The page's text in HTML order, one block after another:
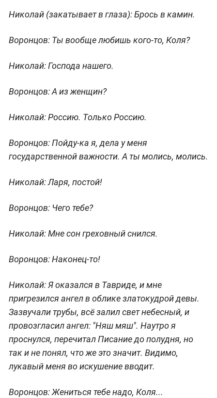
Николай (закатывает в глаза): Брось в камин.
Воронцов:Ты вообще любишь кого-то, Коля?
Николай:Господа нашего.
Воронцов:А из женщин?
Николай:Россию. Только Россию.
Воронцов:Пойду-ка я, дела у меня
государственной важности. А ты молись, молись.
Николай:Ларя, постой!
Воронцов:Чего тебе?
Николай:Мне сон греховный снился.
Воронцов:Наконец-то!
Николай:Я оказался в Тавриде, и мне
пригрезился ангел в облике златокудрой девы.
Зазвучали трубы, всё залил свет небесный, и
провозгласил ангел: "Няш мяш". Наутро я
проснулся, перечитал Писание до полудня, но
так и не понял, что же это значит. Видимо,
лукавый меня во искушение вводит.
Воронцов:Жениться тебе надо, Коля...